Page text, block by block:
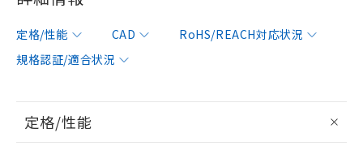
定格/性能 CAD
RoHS/REACH対応状況
規格認証/適合状況
定格/性能